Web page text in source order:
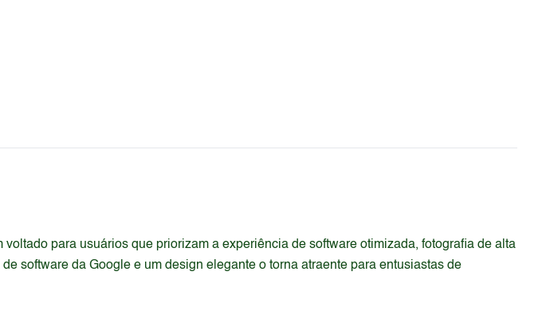
para usuários que priorizam a experiência de software otimizada, fotografia de alta
software da Google e um design elegante o torna atraente para entusiastas de